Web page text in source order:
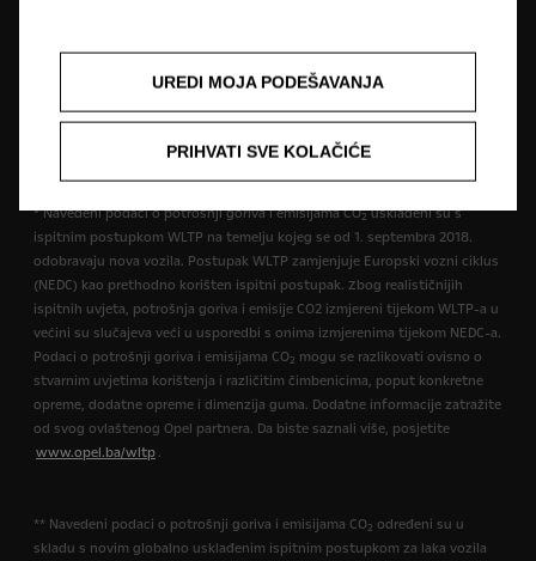
dodatna oprema dostupna je uz nadoplatu. Dostupnost, tehničke
karakteristike i oprema naših vozila mogu biti različite ili mogu biti
dostupne samo u nekim zemljama ili mogu biti dostupne uz dodatne
troškove. Za precizne informacije o opremi koja se isporučuje na našim
* Navedeni podaci o potrošnji goriva i emisijama CO2usklađeni su s
ispitnim postupkom WLTP na temelju kojeg se od 1. septembra 2018.
odobravaju nova vozila. Postupak WLTP zamjenjuje Europski vozni ciklus
(NEDC) kao prethodno korišten ispitni postupak. Zbog realističnijih
ispitnih uvjeta, potrošnja goriva i emisije CO2 izmjereni tijekom WLTP-a u
većini su slučajeva veći u usporedbi s onima izmjerenima tijekom NEDC-a.
Podaci o potrošnji goriva i emisijama CO2 mogu se razlikovati ovisno o
stvarnim uvjetima korištenja i različitim čimbenicima, poput konkretne
opreme, dodatne opreme i dimenzija guma. Dodatne informacije zatražite
od svog ovlaštenog Opel partnera. Da biste saznali više, posjetite
www.opel.ba/wltp .
** Navedeni podaci o potrošnji goriva i emisijama CO2 određeni su u
skladu s novim globalno usklađenim ispitnim postupkom za laka vozila
UREDI MOJA PODEŠAVANJA
PRIHVATI SVE KOLAČIĆE